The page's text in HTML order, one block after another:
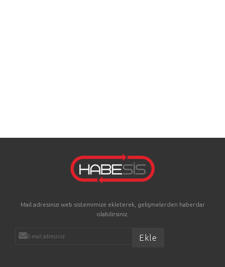
Mail adresinizi web sistemimize ekleterek, gelişmelerden haberdar
olabilirsiniz.